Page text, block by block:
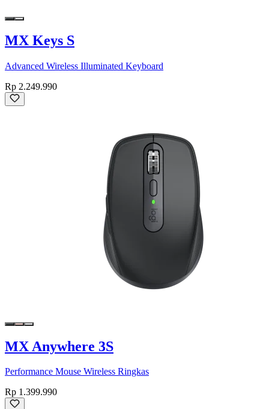
MX Keys S
Advanced Wireless Illuminated Keyboard
Rp 2.249.990
MX Anywhere 3S
Performance Mouse Wireless Ringkas
Rp 1.399.990